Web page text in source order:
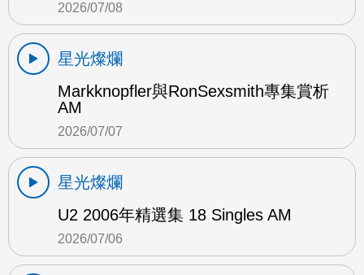
2026/07/08
星光燦爛
Markknopfler與RonSexsmith專集賞析
AM
2026/07/07
星光燦爛
U2 2006年精選集 18 Singles AM
2026/07/06